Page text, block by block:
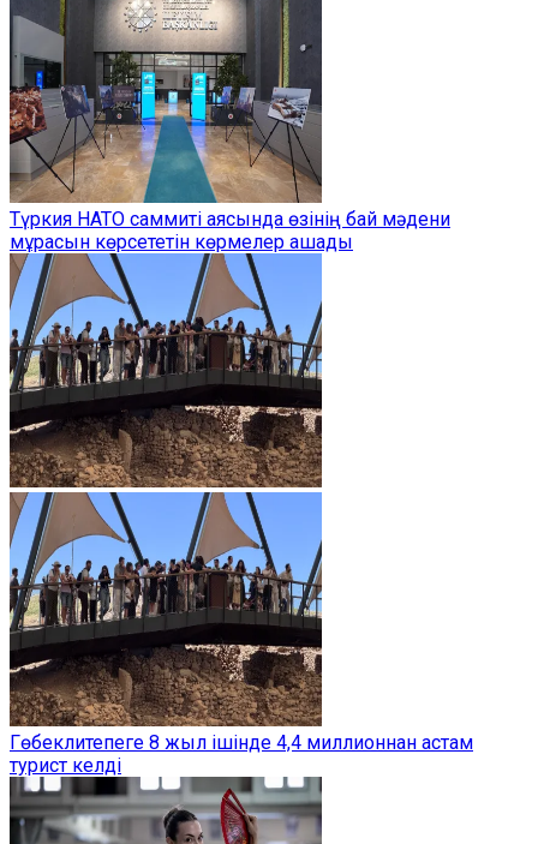
Түркия НАТО саммиті аясында өзінің бай мәдени
мұрасын көрсететін көрмелер ашады
Гөбеклитепеге 8 жыл ішінде 4,4 миллионнан астам
турист келді